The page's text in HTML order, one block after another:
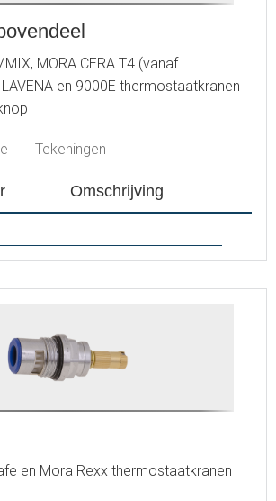
MORA CERA T4 (vanaf
en 9000E thermostaatkranen
Tekeningen
Omschrijving
en Mora Rexx thermostaatkranen